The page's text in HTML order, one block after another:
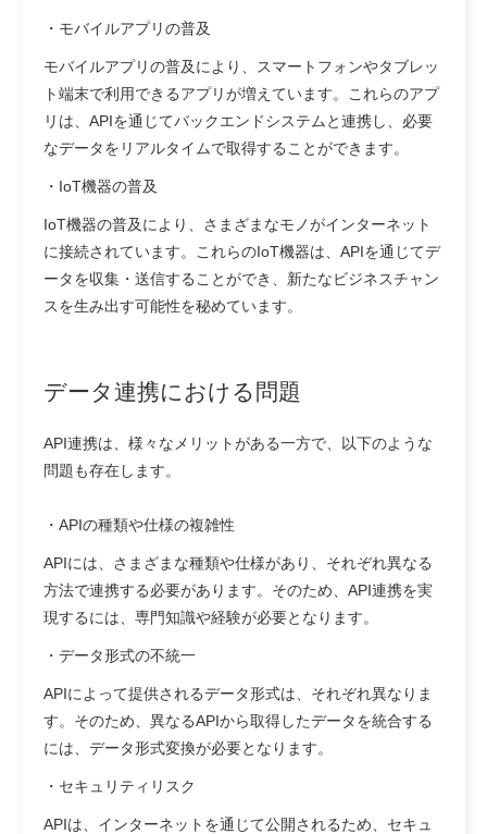
・モバイルアプリの普及
モバイルアプリの普及により、スマートフォンやタブレッ
ト端末で利用できるアプリが増えています。これらのアプ
リは、APIを通じてバックエンドシステムと連携し、必要
なデータをリアルタイムで取得することができます。
・ IoT機器の普及
IoT機器の普及により、さまざまなモノがインターネット
に接続されています。これらのIoT機器は、APIを通じてデ
ータを収集・送信することができ、新たなビジネスチャン
スを生み出す可能性を秘めています。
データ連携における問題
API連携は、様々なメリットがある一方で、以下のような
問題も存在します。
・ APIの種類や仕様の複雑性
APIには、さまざまな種類や仕様があり、それぞれ異なる
方法で連携する必要があります。そのため、API連携を実
現するには、専門知識や経験が必要となります。
・ データ形式の不統一
APIによって提供されるデータ形式は、それぞれ異なりま
す。そのため、異なるAPIから取得したデータを統合する
には、データ形式変換が必要となります。
・ セキュリティリスク
APIは、インターネットを通じて公開されるため、セキュ